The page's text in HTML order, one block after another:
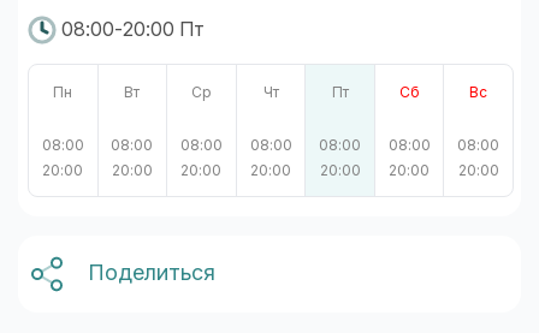
08:00-20:00 Пт
Пн
08:00
20:00
Вт
08:00
20:00
Ср
08:00
20:00
Чт
08:00
20:00
Пт
08:00
20:00
Сб
08:00
20:00
Вс
08:00
20:00
Поделиться